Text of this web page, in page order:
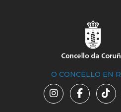
O CONCELLO EN